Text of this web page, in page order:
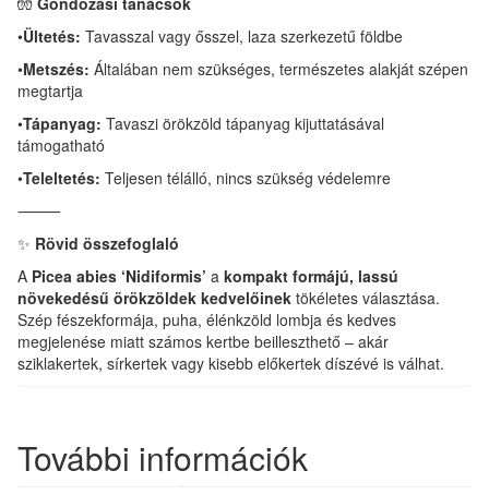
•Ültetés: Tavasszal vagy ősszel, laza szerkezetű földbe
•Metszés: Általában nem szükséges, természetes alakját szépen
megtartja
•Tápanyag: Tavaszi örökzöld tápanyag kijuttatásával
támogatható
•Teleltetés: Teljesen télálló, nincs szükség védelemre
⸻
✨ Rövid összefoglaló
A Picea abies ‘Nidiformis’ a kompakt formájú, lassú
növekedésű örökzöldek kedvelőinek tökéletes választása.
Szép fészekformája, puha, élénkzöld lombja és kedves
megjelenése miatt számos kertbe beilleszthető – akár
sziklakertek, sírkertek vagy kisebb előkertek díszévé is válhat.
További információk